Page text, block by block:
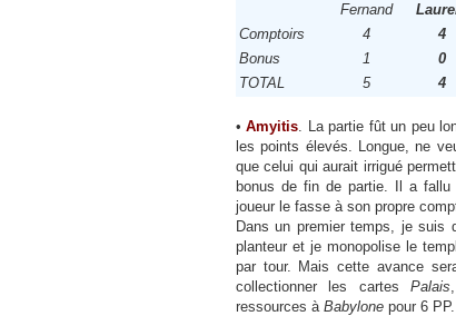
Fernand
Comptoirs
4
4
Bonus
1
0
TOTAL
5 4
•Amyitis. La partie fût un peu
les points élevés. Longue, ne
que celui qui aurait irrigué
bonus de fin de partie. Il a fallu
joueur le fasse à son propre
Dans un premier temps, je suis
planteur et je monopolise le
par tour. Mais cette avance
collectionner les cartesPalais
ressources à Babylone pour 6